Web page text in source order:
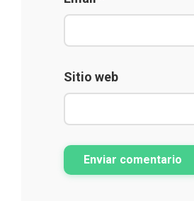
Sitio web
Enviar comentario